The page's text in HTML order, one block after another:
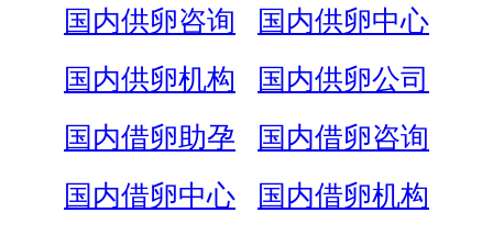
国内供卵咨询
国内供卵中心
国内供卵机构
国内供卵公司
国内借卵助孕
国内借卵咨询
国内借卵中心
国内借卵机构